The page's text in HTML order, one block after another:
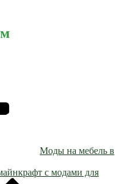
Моды на мебель в
с модами для